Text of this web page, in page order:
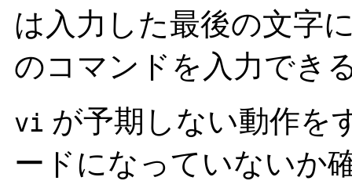
は入力した最後の文字
のコマンドを入力でき
vi が予期しない動作を
ードになっていないか